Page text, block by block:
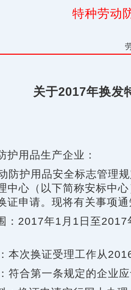
特种劳动
关于2017年换发
护用品生产企业：
防护用品安全标志管理
中心（以下简称安标中
证申请。现将有关事项
： 2017年1 月 1 日至2017
本次换证受理工作从
符合第一条规定的企业